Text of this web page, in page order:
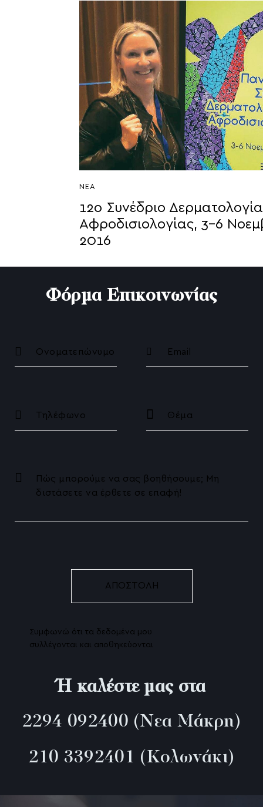
ΝΈΑ
12ο Συνέδριο
Αφροδισιολογίας, 3-6
2016
Φόρμα Επικοινωνίας
Συμφωνώ ότι τα δεδομένα μου
συλλέγονται και αποθηκεύονται
Ή καλέστε μας στα
2294 092400 (Νεα Μάκρη)
210 3392401 (Κολωνάκι)